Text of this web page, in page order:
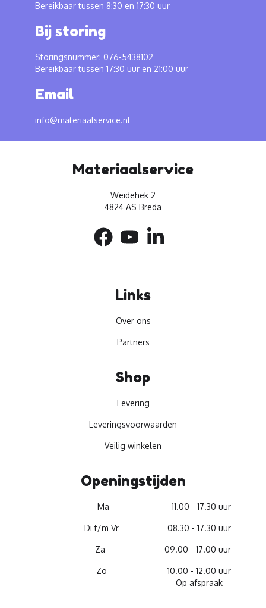
Bereikbaar tussen 8:30 en 17:30 uur
Bij storing
Storingsnummer: 076-5438102
Bereikbaar tussen 17:30 uur en 21:00 uur
Email
info@materiaalservice.nl
Materiaalservice
Weidehek 2
4824 AS Breda
Links
Over ons
Partners
Shop
Levering
Leveringsvoorwaarden
Veilig winkelen
Openingstijden
Ma 11.00 - 17.30 uur
Di t/m Vr 08.30 - 17.30 uur
Za 09.00 - 17.00 uur
Zo
10.00 - 12.00 uur
Op afspraak